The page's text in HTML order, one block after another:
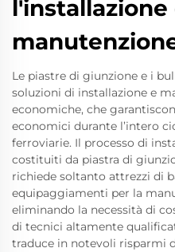
l'installazione
Le piastre di giunzione e i
soluzioni di installazione e
economiche, che
economici durante l’intero
ferroviarie. Il processo di
costituiti da piastra di
richiede soltanto attrezzi di
equipaggiamenti per la
eliminando la necessità di
di tecnici altamente
traduce in notevoli risparmi